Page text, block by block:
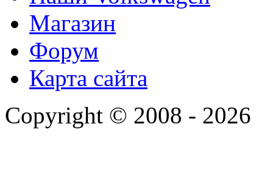
Магазин
Форум
Карта сайта
Copyright © 2008 - 2026